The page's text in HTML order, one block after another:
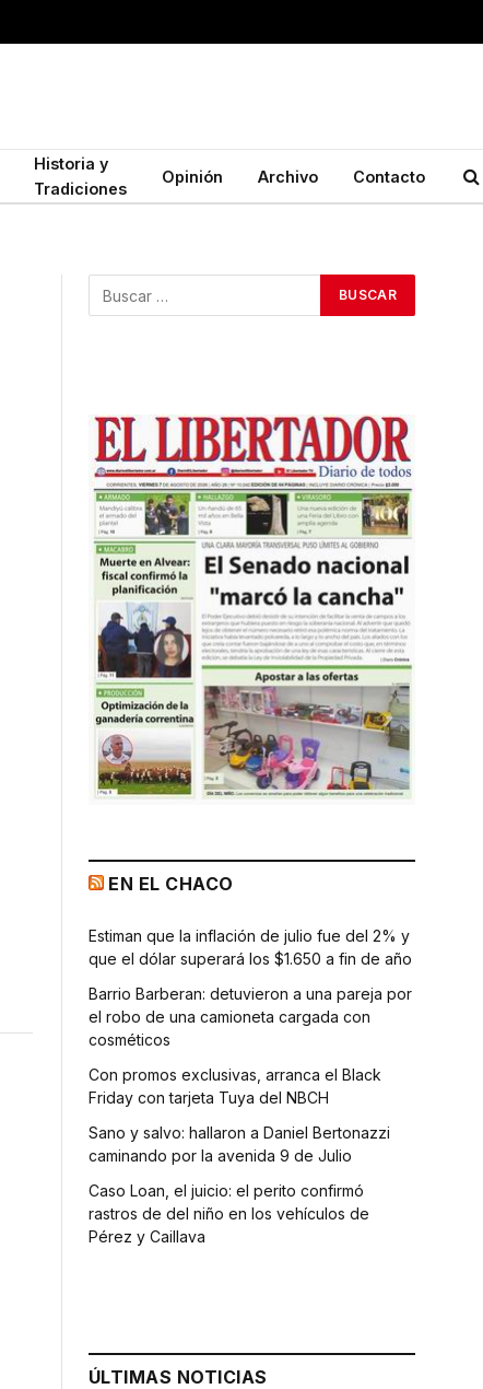
Historia y
Tradiciones
Opinión Archivo Contacto
EN EL CHACO
Estiman que la inflación de julio fue del 2% y
que el dólar superará los $1.650 a fin de año
Barrio Barberan: detuvieron a una pareja por
el robo de una camioneta cargada con
cosméticos
Con promos exclusivas, arranca el Black
Friday con tarjeta Tuya del NBCH
Sano y salvo: hallaron a Daniel Bertonazzi
caminando por la avenida 9 de Julio
Caso Loan, el juicio: el perito confirmó
rastros de del niño en los vehículos de
Pérez y Caillava
ÚLTIMAS NOTICIAS